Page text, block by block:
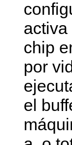
chip
por
el